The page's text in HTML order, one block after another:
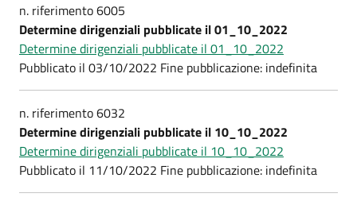
n. riferimento 6005
Determine dirigenziali pubblicate il 01_10_2022
Determine dirigenziali pubblicate il 01_10_2022
Pubblicato il 03/10/2022 Fine pubblicazione: indefinita
n. riferimento 6032
Determine dirigenziali pubblicate il 10_10_2022
Determine dirigenziali pubblicate il 10_10_2022
Pubblicato il 11/10/2022 Fine pubblicazione: indefinita